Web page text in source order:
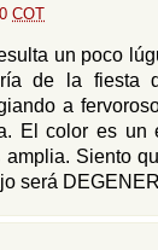
COT
un poco
de la fiesta
a
El color es un
amplia. Siento
será